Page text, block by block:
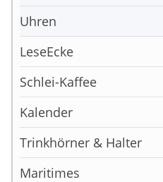
Uhren
LeseEcke
Schlei-Kaffee
Kalender
Trinkhörner & Halter
Maritimes